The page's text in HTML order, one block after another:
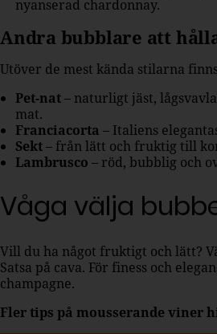
nyanserad chardonnay.
Andra bubblare att
Utöver de mest kända stilarna
Pet-nat– naturligt jäst,
mat.
Franciacorta – Italiens
Sekt– från lätt och fruktig till
Lambrusco – röd, bubblig och
Våga välja
Vill du ha något fruktigt och lätt?
Satsa på cava. För finess och
champagne.
Fler tips på mousserande viner